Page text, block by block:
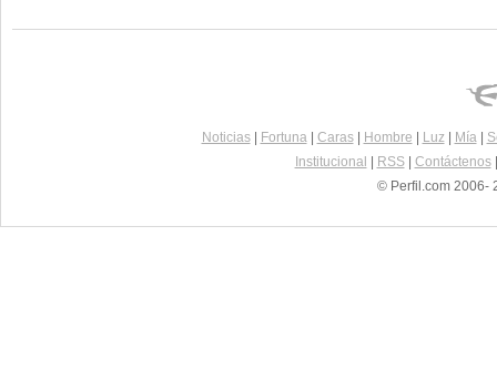
Noticias| Fortuna| Caras| Hombre Luz| Mía|
Institucional
RSS| Contáctenos
© Perfil.com 2006-